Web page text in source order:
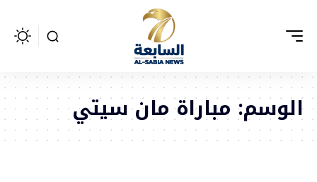
الوسم: مباراة مان سيتي